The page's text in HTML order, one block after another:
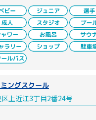
ングスクール
上近江3丁目2番24号